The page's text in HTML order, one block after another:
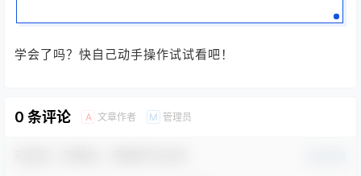
学会了吗？快自己动手操作试试看吧！
0 条评论 A 文章作者 M 管理员